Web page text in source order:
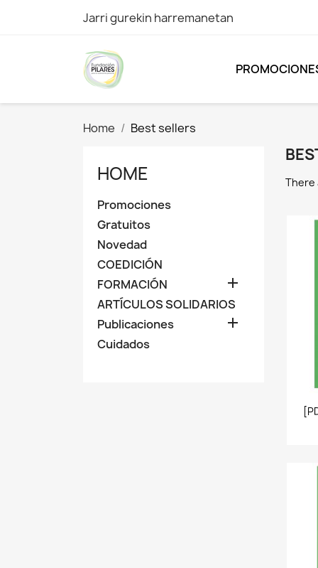
Jarri gurekin harremanetan
Home Best sellers
HOME
Promociones
Gratuitos
Novedad
COEDICIÓN
FORMACIÓN

ARTÍCULOS SOLIDARIOS
Publicaciones

Cuidados
There